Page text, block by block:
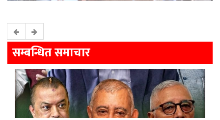
सम्बन्धित समाचार